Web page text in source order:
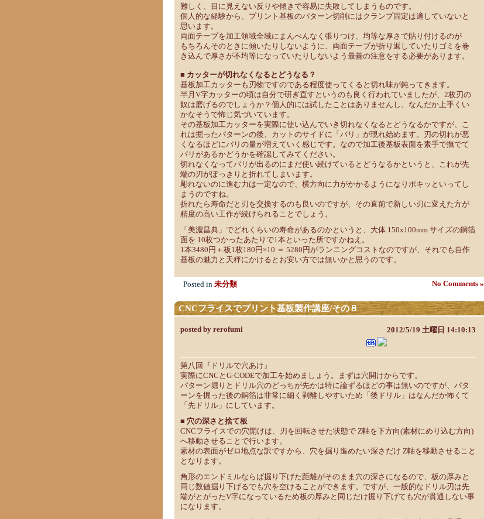
難しく、目に見えない反りや傾きで容易に失敗してしまうものです。
個人的な経験から、プリント基板のパターン切削にはクランプ固定は適していないと
思います。
両面テープを加工領域全域にまんべんなく張りつけ、均等な厚さで貼り付けるのが
もちろんそのときに傾いたりしないように、両面テープが折り返していたりゴミを巻
き込んで厚さが不均等になっていたりしないよう最善の注意をする必要があります。
■ カッターが切れなくなるとどうなる？
基板加工カッターも刃物ですのである程度使ってくると切れ味が鈍ってきます。
半月V字カッターの頃は自分で研ぎ直すというのも良く行われていましたが、2枚刃の
奴は磨げるのでしょうか？個人的には試したことはありませんし、なんだか上手くい
かなそうで怖じ気づいています。
その基板加工カッターを実際に使い込んでいき切れなくなるとどうなるかですが、こ
れは掘ったパターンの後、カットのサイドに「バリ」が現れ始めます。刃の切れが悪
くなるほどにバリの量が増えていく感じです。なので加工後基板表面を素手で撫でて
バリがあるかどうかを確認してみてください。
切れなくなってバリが出るのにまだ使い続けているとどうなるかというと、これが先
端の刃がぽっきりと折れてしまいます。
彫れないのに進む力は一定なので、横方向に力がかかるようになりポキッといってし
まうのですね。
折れたら寿命だと刃を交換するのも良いのですが、その直前で新しい刃に変えた方が
精度の高い工作が続けられることでしょう。
「美濃昌典」でどれくらいの寿命があるのかというと、大体 150x100mm サイズの銅箔
面を 10枚つかったあたりで1本といった所ですかねえ。
1本3480円＋板1枚180円×10 ＝ 5280円がランニングコストなのですが、それでも自作
基板の魅力と天秤にかけるとお安い方では無いかと思うのです。
Posted in 未分類 No Comments »
CNCフライスでプリント基板製作講座/その８
posted by rerofumi 2012/5/19 土曜日 14:10:13
第八回『ドリルで穴あけ』
実際にCNCとG-CODEで加工を始めましょう。まずは穴開けからです。
パターン堀りとドリル穴のどっちが先かは特に論ずるほどの事は無いのですが、パタ
ーンを掘った後の銅箔は非常に細く剥離しやすいため「後ドリル」はなんだか怖くて
「先ドリル」にしています。
■ 穴の深さと捨て板
CNCフライスでの穴開けは、刃を回転させた状態で Z軸を下方向(素材にめり込む方向)
へ移動させることで行います。
素材の表面がゼロ地点な訳ですから、穴を掘り進めたい深さだけ Z軸を移動させること
となります。
角形のエンドミルならば掘り下げた距離がそのまま穴の深さになるので、板の厚みと
同じ数値掘り下げるでも穴を空けることができます。ですが、一般的なドリル刃は先
端がとがったV字になっているため板の厚みと同じだけ掘り下げても穴が貫通しない事
になります。